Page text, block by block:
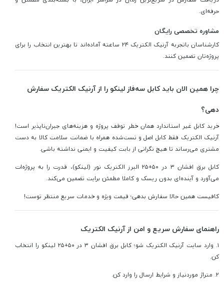
حرفه‌ای.
مشاوره تخصصی رایگان
کارشناسان باتجربه آرنیک الکتریک ۲۴ ساعته آماده‌اند تا بهترین انتخاب را برای
پروژه‌تان تضمین کنند.
چرا همین الان باید کابل سه‌فاز لینکو را از آرنیک الکتریک سفارش
دهی؟
خرید کابل غیر استاندارد همان خطر توقف پروژه و هزینه‌های جبران‌ناپذیر است!
آرنیک الکتریک فقط کابل اصل و تست‌شده همراه با ضمانت سلامت کالا به دست
مشتری می‌رساند تا هیچ نگرانی از بابت کیفیت و ایمنی نداشته باشی.
کابل برق افشان ۳ در ۵۰+۲۵ البرز الکتریک نور (لینکو)، قدرت را به پروژه‌ات
می‌آورد و آینده‌ای بدون ریسک و کاملا مطمئن برایت تضمین می‌کند.
کافیست همین حالا سفارش بدهی؛ قیمت ویژه و خدمات سریع منتظر توست!
راهنمای سفارش سریع و امن از آرنیک الکتریک
۱. وارد سایت آرنیک الکتریک شو؛ کابل برق افشان ۳ در ۵۰+۲۵ لینکو را انتخاب
کن.
۲. متراژ موردنیاز و شرایط ارسال را وارد کن.